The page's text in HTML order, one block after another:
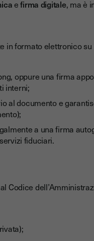
efirma digitale, ma è
in formato elettronico
oppure una firma
interni;
al documento e
a una firma
fiduciari.
Codice